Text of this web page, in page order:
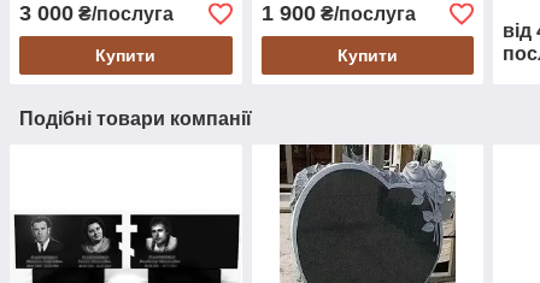
3 000 ₴/послуга
Купити
1 900₴/послуга
Купити
від
Подібні товари компанії